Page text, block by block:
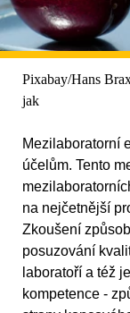
Pixabay/Hans
jak
Mezilaboratorní
účelům. Tento
na nejčetnější
Zkoušení
posuzování
laboratoří a též
kompetence -